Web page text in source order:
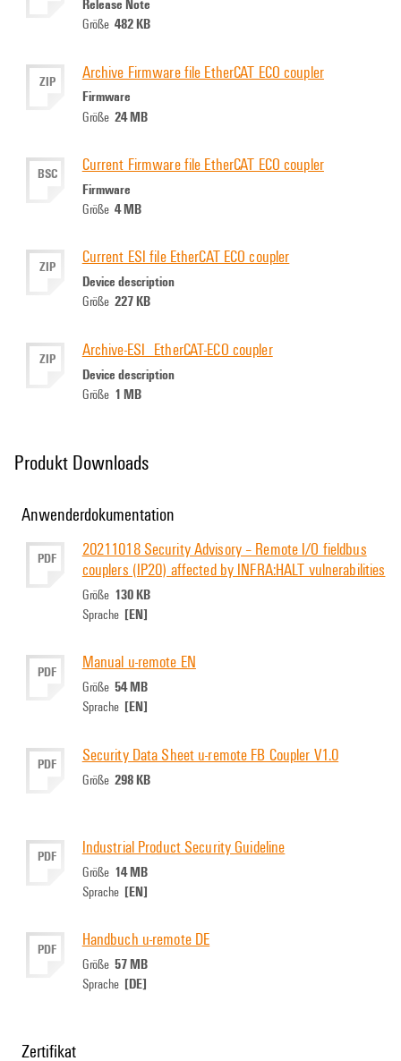
Größe 482 KB
ZIP Archive Firmware file EtherCAT ECO coupler
Firmware
Größe 24 MB
BSC Current Firmware file EtherCAT ECO coupler
Firmware
Größe 4 MB
ZIP Current ESI file EtherCAT ECO coupler
Device description
Größe 227 KB
ZIP Archive-ESI_EtherCAT-ECO coupler
Device description
Größe 1 MB
Produkt Downloads
Anwenderdokumentation
PDF
20211018 Security Advisory – Remote I/O fieldbus
couplers (IP20) affected by INFRA:HALT vulnerabilities
Größe 130 KB
Sprache [EN]
PDF Manual u-remote EN
Größe 54 MB
Sprache [EN]
PDF Security Data Sheet u-remote FB Coupler V1.0
Größe 298 KB
PDF Industrial Product Security Guideline
Größe 14 MB
Sprache [EN]
PDF Handbuch u-remote DE
Größe 57 MB
Sprache [DE]
Zertifikat